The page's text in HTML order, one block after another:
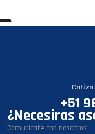
Cotiza
+51
¿Necesiras
Comunícate con nosotros